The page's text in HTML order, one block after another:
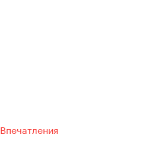
Впечатления